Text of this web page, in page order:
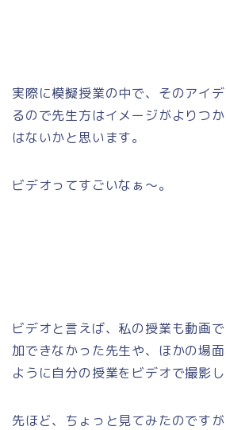
実際に模擬授業の中で、そのアイ
るので先生方はイメージがよりつ
はないかと思います。
ビデオってすごいなぁ～。
ビデオと言えば、私の授業も動画
加できなかった先生や、ほかの場
ように自分の授業をビデオで撮影し
先ほど、ちょっと見てみたのです